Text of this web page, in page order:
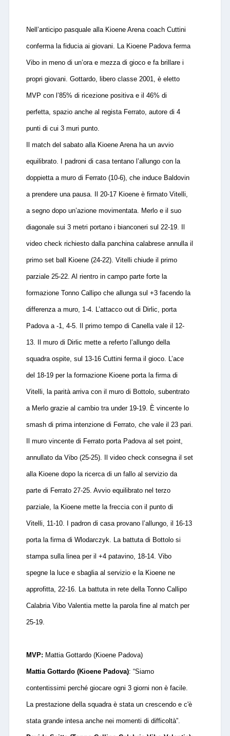
Nell’anticipo pasquale alla Kioene Arena coach Cuttini
conferma la fiducia ai giovani. La Kioene Padova ferma
Vibo in meno di un’ora e mezza di gioco e fa brillare i
propri giovani. Gottardo, libero classe 2001, è eletto
MVP con l’85% di ricezione positiva e il 46% di
perfetta, spazio anche al regista Ferrato, autore di 4
punti di cui 3 muri punto.
Il match del sabato alla Kioene Arena ha un avvio
equilibrato. I padroni di casa tentano l’allungo con la
doppietta a muro di Ferrato (10-6), che induce Baldovin
a prendere una pausa. Il 20-17 Kioene è firmato Vitelli,
a segno dopo un’azione movimentata. Merlo e il suo
diagonale sui 3 metri portano i bianconeri sul 22-19. Il
video check richiesto dalla panchina calabrese annulla il
primo set ball Kioene (24-22). Vitelli chiude il primo
parziale 25-22. Al rientro in campo parte forte la
formazione Tonno Callipo che allunga sul +3 facendo la
differenza a muro, 1-4. L’attacco out di Dirlic, porta
Padova a -1, 4-5. Il primo tempo di Canella vale il 12-
13. Il muro di Dirlic mette a referto l’allungo della
squadra ospite, sul 13-16 Cuttini ferma il gioco. L’ace
del 18-19 per la formazione Kioene porta la firma di
Vitelli, la parità arriva con il muro di Bottolo, subentrato
a Merlo grazie al cambio tra under 19-19. È vincente lo
smash di prima intenzione di Ferrato, che vale il 23 pari.
Il muro vincente di Ferrato porta Padova al set point,
annullato da Vibo (25-25). Il video check consegna il set
alla Kioene dopo la ricerca di un fallo al servizio da
parte di Ferrato 27-25. Avvio equilibrato nel terzo
parziale, la Kioene mette la freccia con il punto di
Vitelli, 11-10. I padron di casa provano l’allungo, il 16-13
porta la firma di Wlodarczyk. La battuta di Bottolo si
stampa sulla linea per il +4 patavino, 18-14. Vibo
spegne la luce e sbaglia al servizio e la Kioene ne
approfitta, 22-16. La battuta in rete della Tonno Callipo
Calabria Vibo Valentia mette la parola fine al match per
25-19.
MVP: Mattia Gottardo (Kioene Padova)
Mattia Gottardo (Kioene Padova): “Siamo
contentissimi perché giocare ogni 3 giorni non è facile.
La prestazione della squadra è stata un crescendo e c'è
stata grande intesa anche nei momenti di difficoltà”.